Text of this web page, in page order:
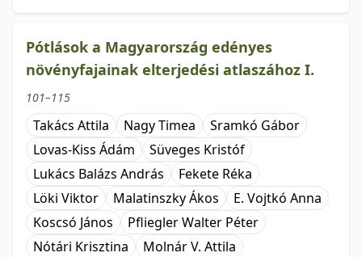
Pótlások a Magyarország edényes
növényfajainak elterjedési atlaszához I.
101–115
Takács Attila Nagy Timea
Sramkó Gábor
Lovas-Kiss Ádám
Süveges Kristóf
Lukács Balázs András
Fekete Réka
Löki Viktor
Malatinszky Ákos
E. Vojtkó Anna
Koscsó János
Pfliegler Walter Péter
Nótári Krisztina
Molnár V. Attila